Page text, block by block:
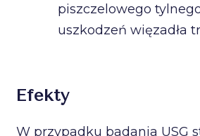
piszczelowego
uszkodzeń więzadła
Efekty
W przypadku badania USG